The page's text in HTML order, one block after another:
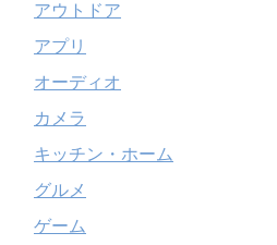
アウトドア
アプリ
オーディオ
カメラ
キッチン・ホーム
グルメ
ゲーム